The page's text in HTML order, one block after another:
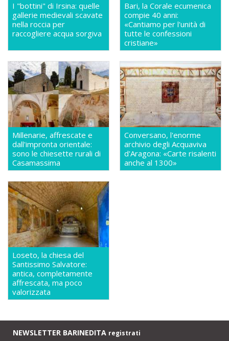
I "bottini" di Irsina: quelle
gallerie medievali scavate
nella roccia per
raccogliere acqua sorgiva
Bari, la Corale ecumenica
compie 40 anni:
«Cantiamo per l'unità di
tutte le confessioni
cristiane»
Millenarie, affrescate e
dall'impronta orientale:
sono le chiesette rurali di
Casamassima
Conversano, l'enorme
archivio degli Acquaviva
d'Aragona: «Carte risalenti
anche al 1300»
Loseto, la chiesa del
Santissimo Salvatore:
antica, completamente
affrescata, ma poco
valorizzata
NEWSLETTER BARINEDITA registrati